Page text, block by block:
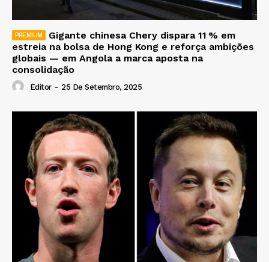
Gigante chinesa Chery dispara 11 % em
estreia na bolsa de Hong Kong e reforça ambições
globais — em Angola a marca aposta na
consolidação
Editor - 25 De Setembro, 2025